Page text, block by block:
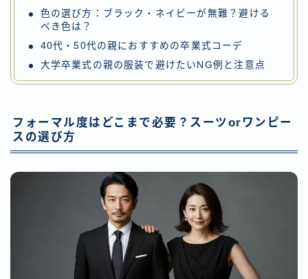
色の選び方：ブラック・ネイビーが無難？避ける
べき色は？
40代・50代の親におすすめの卒業式コーデ
大学卒業式の親の服装で避けたいNG例と注意点
フォーマル度はどこまで必要？スーツorワンピー
スの選び方